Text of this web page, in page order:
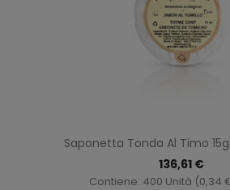
Saponetta Tonda Al Timo
136,61 €
Contiene: 400 Unità (0,34